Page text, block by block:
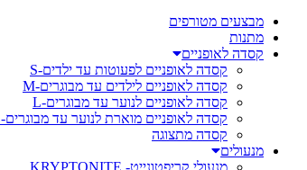
מבצעים מטורפים
מתנות
קסדה לאופניים
קסדה לאופניים לפעוטות עד ילדים-S
קסדה לאופניים לילדים עד מבוגרים-M
קסדה לאופניים לנוער עד מבוגרים-L
קסדה לאופניים מוארת לנוער עד מבוגרים-L
קסדה מתצוגה
מנעולים